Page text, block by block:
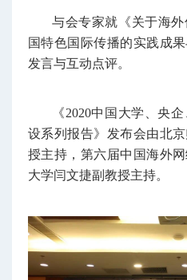
与会专家就《关于海
国特色国际传播的实践成
发言与互动点评。
《2020中国大学、央
设系列报告》发布会由北
授主持，第六届中国海外
大学闫文捷副教授主持。